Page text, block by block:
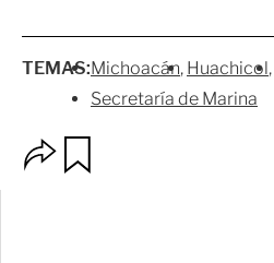
TEMAS:Michoacán Huachicol
Secretaría de Marina